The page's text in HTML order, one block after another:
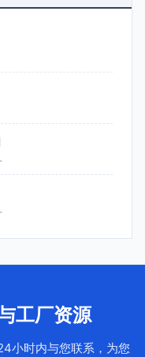
工厂资源
小时内与您联系，为您